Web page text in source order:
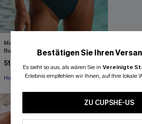
Marineblaues Metallic High-Waist
Bustier-Bikini-Set
51,00 €
Mit Gratis-Maßband
High waist
51,00 €
-19%
Bestätigen Sie Ihren
Es sieht so aus, als wären Sie in Vereinigte
Erlebnis empfehlen wir Ihnen, auf Ihre lokale
ZU CUPSHE-US